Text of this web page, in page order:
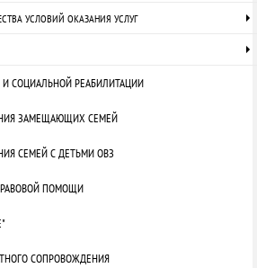
УСЛОВИЙ ОКАЗАНИЯ УСЛУГ
СОЦИАЛЬНОЙ РЕАБИЛИТАЦИИ
ЗАМЕЩАЮЩИХ СЕМЕЙ
СЕМЕЙ С ДЕТЬМИ ОВЗ
ПОМОЩИ
СОПРОВОЖДЕНИЯ